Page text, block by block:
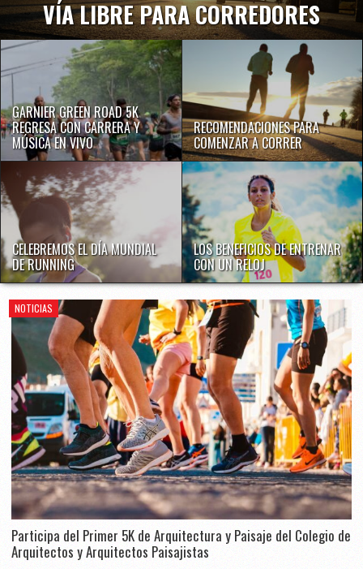
VÍA LIBRE PARA CORREDORES
GARNIER GREEN ROAD 5K
REGRESA CON CARRERA Y
MÚSICA EN VIVO
RECOMENDACIONES PARA
COMENZAR A CORRER
CELEBREMOS EL DÍA MUNDIAL
DE RUNNING
LOS BENEFICIOS DE ENTRENAR
CON UN RELOJ
NOTICIAS
Participa del Primer 5K de Arquitectura y Paisaje del Colegio de
Arquitectos y Arquitectos Paisajistas